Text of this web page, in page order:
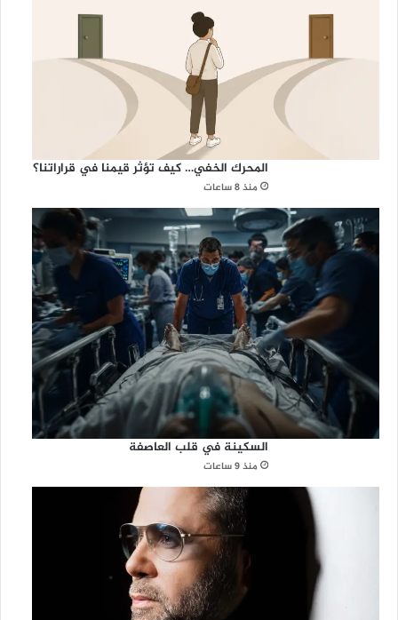
المحرك الخفي… كيف تؤثر قيمنا في قراراتنا؟
منذ 8 ساعات
السكينة في قلب العاصفة
منذ 9 ساعات